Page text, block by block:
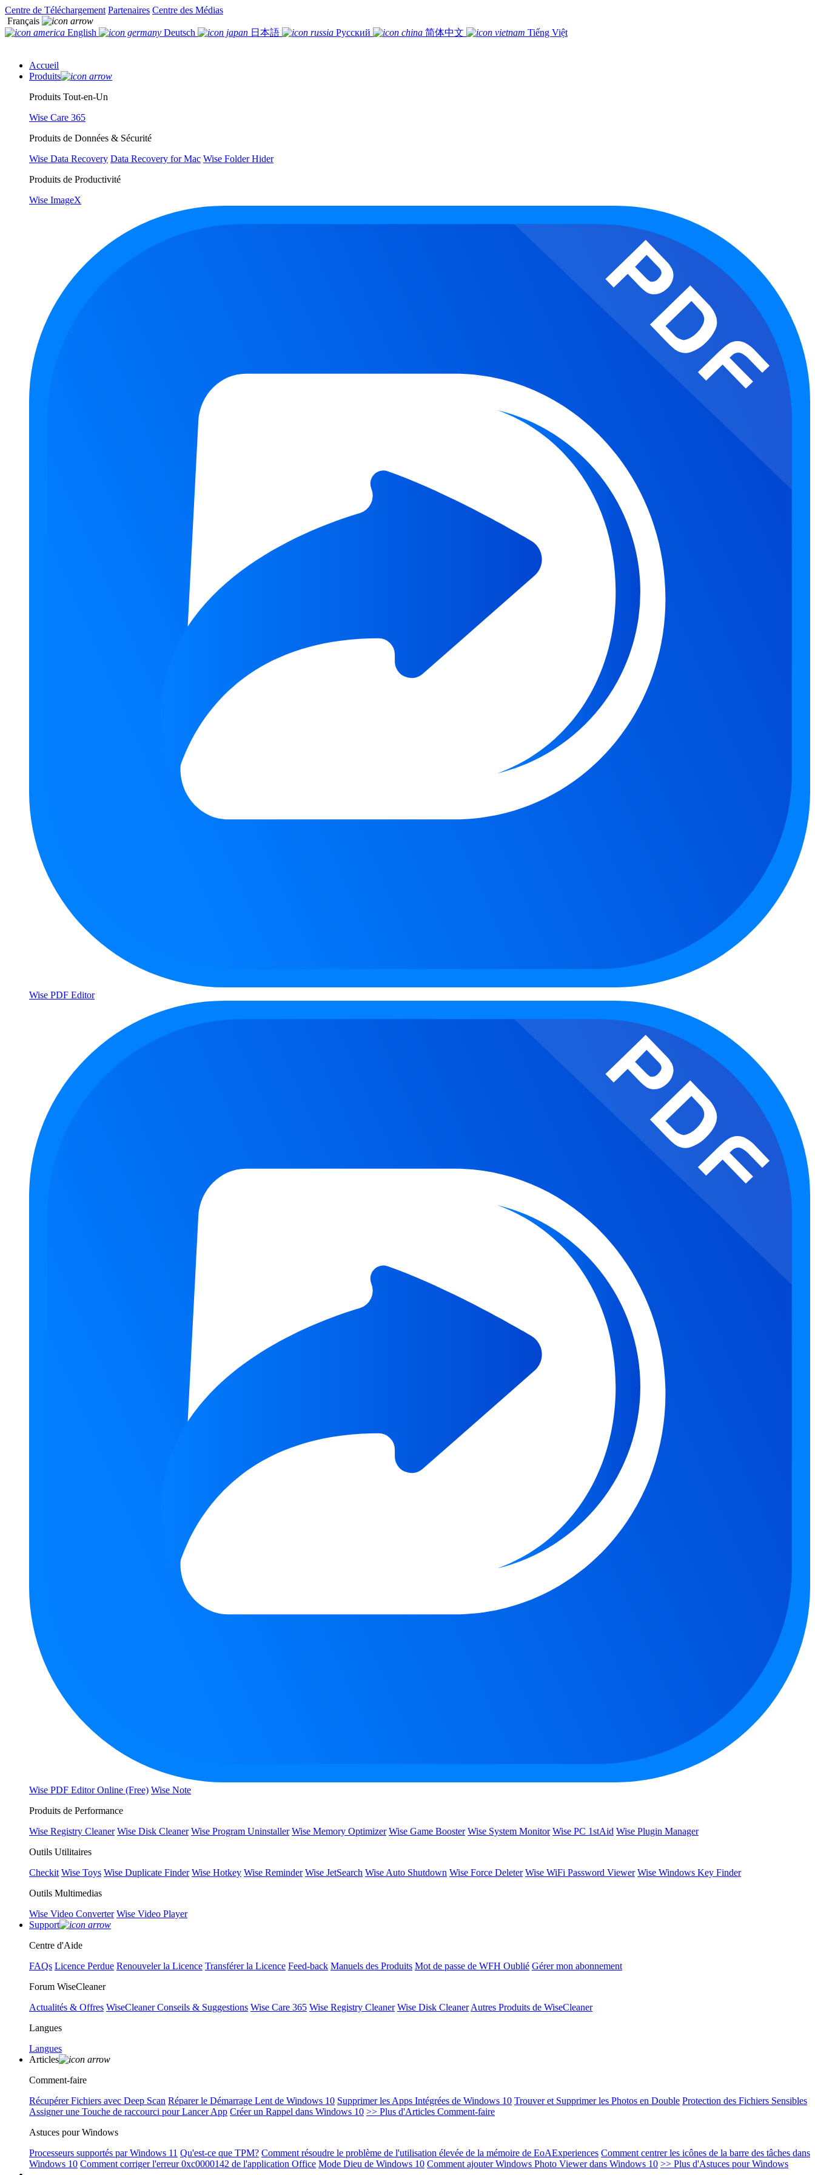
Centre de Téléchargement Partenaires Centre des Médias
Français
English
Deutsch 日本語 Русский 简体中文 Tiếng Việt
Accueil
Produits
Produits Tout-en-Un
Wise Care 365
Produits de Données & Sécurité
Wise Data Recovery Data Recovery for Mac Wise Folder Hider
Produits de Productivité
Wise ImageX
Wise PDF Editor
Wise PDF Editor Online (Free) Wise Note
Produits de Performance
Wise Registry Cleaner Wise Disk Cleaner Wise Program Uninstaller Wise Memory Optimizer Wise Game Booster Wise System Monitor Wise PC 1stAid Wise Plugin Manager
Outils Utilitaires
Checkit Wise Toys Wise Duplicate Finder Wise Hotkey Wise Reminder Wise JetSearch Wise Auto Shutdown Wise Force Deleter Wise WiFi Password Viewer Wise Windows Key Finder
Outils Multimedias
Wise Video Converter Wise Video Player
Support
Centre d'Aide
FAQs Licence Perdue Renouveler la Licence Transférer la Licence Feed-back Manuels des Produits Mot de passe de WFH Oublié Gérer mon abonnement
Forum WiseCleaner
Actualités & Offres WiseCleaner Conseils & Suggestions Wise Care 365 Wise Registry Cleaner Wise Disk Cleaner Autres Produits de WiseCleaner
Langues
Langues
Articles
Comment-faire
Récupérer Fichiers avec Deep Scan Réparer le Démarrage Lent de Windows 10 Supprimer les Apps Intégrées de Windows 10 Trouver et Supprimer les Photos en Double Protection des Fichiers Sensibles
Assigner une Touche de raccourci pour Lancer App Créer un Rappel dans Windows 10 >> Plus d'Articles Comment-faire
Astuces pour Windows
Processeurs supportés par Windows 11 Qu'est-ce que TPM? Comment résoudre le problème de l'utilisation élevée de la mémoire de EoAExperiences Comment centrer les icônes de la barre des tâches dans
Windows 10 Comment corriger l'erreur 0xc0000142 de l'application Office Mode Dieu de Windows 10 Comment ajouter Windows Photo Viewer dans Windows 10 >> Plus d'Astuces pour Windows